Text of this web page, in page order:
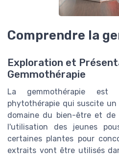
Comprendre la
Exploration et
Gemmothérapie
La gemmothérapie
phytothérapie qui suscite
domaine du bien-être et de
l'utilisation des jeunes
certaines plantes pour
extraits vont être utilisés